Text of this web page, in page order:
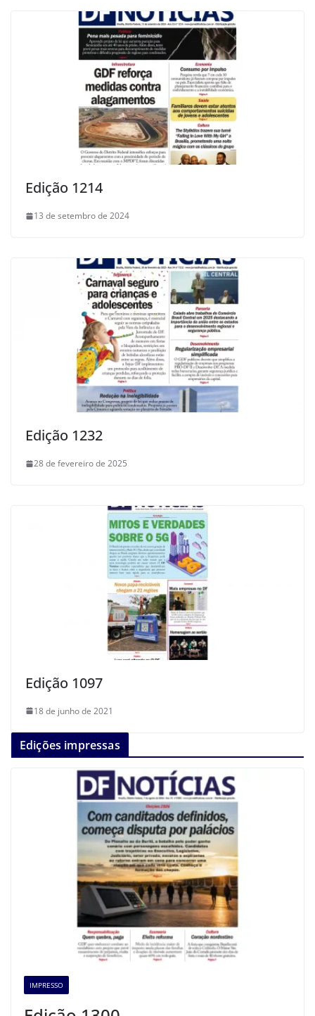
Edição 1214
13 de setembro de 2024
Edição 1232
28 de fevereiro de 2025
Edição 1097
18 de junho de 2021
Edições impressas
IMPRESSO